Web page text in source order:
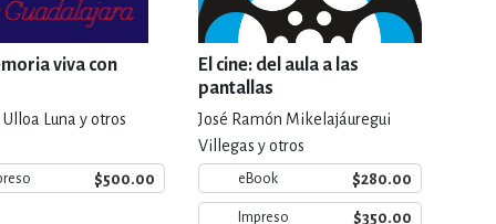
Y LINGÜÍSTICA
viva con
Ulloa Luna y otros
$500.00
El cine: del aula a las
pantallas
José Ramón Mikelajáuregui
Villegas y otros
eBook $280.00
Impreso $350.00